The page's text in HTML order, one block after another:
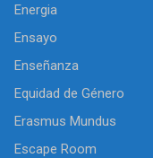
Energia
Ensayo
Enseñanza
Equidad de Género
Erasmus Mundus
Escape Room